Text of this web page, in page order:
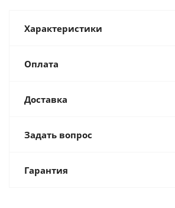
Характеристики
Оплата
Доставка
Задать вопрос
Гарантия